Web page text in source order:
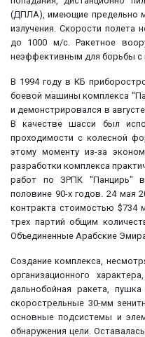
(ДПЛА), имеющие предельно
излучения. Скорости полета
до 1000 м/с. Ракетное
неэффективным для борьбы с
В 1994 году в КБ
боевой машины комплекса
и демонстрировался в
В качестве шасси был
проходимости с колесной
этому моменту из-за
разработки комплекса
работ по ЗРПК "Панцирь"
половине 90-х годов. 24 мая
контракта стоимостью $734
трех партий общим
Объединенные Арабские
Создание комплекса,
организационного
дальнобойная ракета,
скорострельные 30-мм
основные подсистемы и
обнаружения цели.